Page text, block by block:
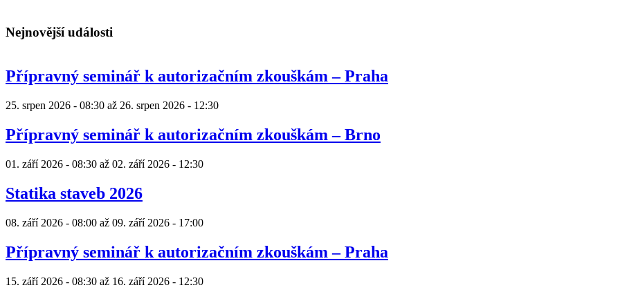
Nejnovější události
Přípravný seminář k autorizačním zkouškám – Praha
25. srpen 2026 - 08:30 až 26. srpen 2026 - 12:30
Přípravný seminář k autorizačním zkouškám – Brno
01. září 2026 - 08:30 až 02. září 2026 - 12:30
Statika staveb 2026
08. září 2026 - 08:00 až 09. září 2026 - 17:00
Přípravný seminář k autorizačním zkouškám – Praha
15. září 2026 - 08:30 až 16. září 2026 - 12:30